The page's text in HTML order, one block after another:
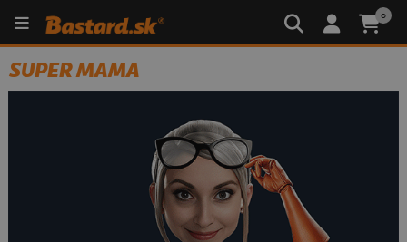
0
SUPER MAMA